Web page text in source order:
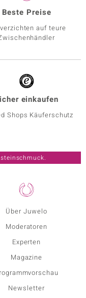
Über Juwelo
Moderatoren
Experten
Magazine
Newsletter
Beste Preise
auf teure
einkaufen
Shops Käuferschutz